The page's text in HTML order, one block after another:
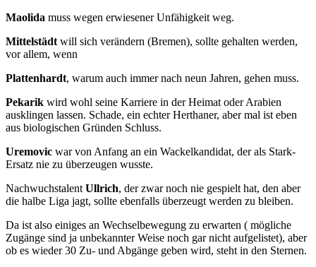
Maolida muss wegen erwiesener Unfähigkeit weg.
Mittelstädt will sich verändern (Bremen), sollte gehalten werden,
vor allem, wenn
Plattenhardt, warum auch immer nach neun Jahren, gehen muss.
Pekarik wird wohl seine Karriere in der Heimat oder Arabien
ausklingen lassen. Schade, ein echter Herthaner, aber mal ist eben
aus biologischen Gründen Schluss.
Uremovic war von Anfang an ein Wackelkandidat, der als Stark-
Ersatz nie zu überzeugen wusste.
Nachwuchstalent Ullrich, der zwar noch nie gespielt hat, den aber
die halbe Liga jagt, sollte ebenfalls überzeugt werden zu bleiben.
Da ist also einiges an Wechselbewegung zu erwarten ( mögliche
Zugänge sind ja unbekannter Weise noch gar nicht aufgelistet), aber
ob es wieder 30 Zu- und Abgänge geben wird, steht in den Sternen.